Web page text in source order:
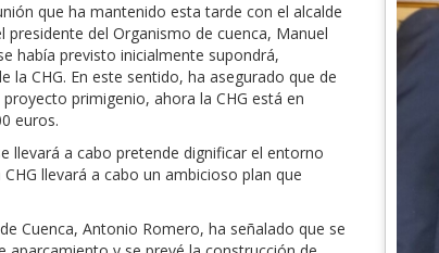
que ha mantenido esta tarde con el alcalde
presidente del Organismo de cuenca, Manuel
había previsto inicialmente supondrá,
CHG. En este sentido, ha asegurado que de
primigenio, ahora la CHG está en
euros.
llevará a cabo pretende dignificar el entorno
llevará a cabo un ambicioso plan que
Cuenca, Antonio Romero, ha señalado que se